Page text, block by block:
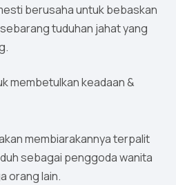
berusaha untuk bebaskan
tuduhan jahat yang
membetulkan keadaan &
membiarakannya terpalit
sebagai penggoda wanita
orang lain.